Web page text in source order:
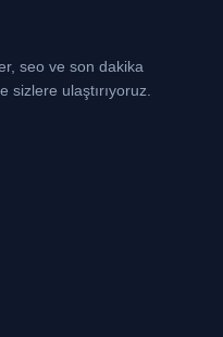
seo ve son dakika
sizlere ulaştırıyoruz.